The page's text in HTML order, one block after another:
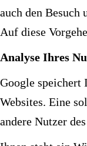
auch den Besuch
Auf diese
Analyse Ihres
Google speichert
Websites. Eine
andere Nutzer